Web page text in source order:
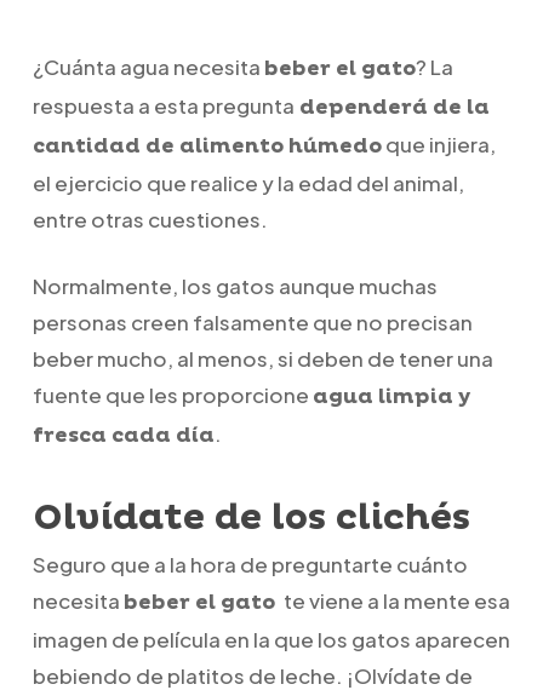
¿Cuánta agua necesita beber el gato? La
respuesta a esta pregunta dependerá de la
cantidad de alimento húmedoque injiera,
el ejercicio que realice y la edad del animal,
entre otras cuestiones.
Normalmente, los gatos aunque muchas
personas creen falsamente que no precisan
beber mucho, al menos, si deben de tener una
fuente que les proporcione agua limpia y
fresca cada día.
Olvídate de los clichés
Seguro que a la hora de preguntarte cuánto
necesita beber el gato te viene a la mente esa
imagen de película en la que los gatos aparecen
bebiendo de platitos de leche. ¡Olvídate de